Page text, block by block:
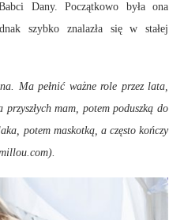
Dany. Początkowo była ona
szybko znalazła się w stałej
Ma pełnić ważne role przez lata,
mam, potem poduszką do
potem maskotką, a często kończy